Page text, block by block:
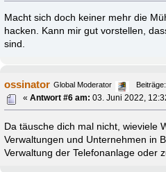
Macht sich doch keiner mehr die
hacken. Kann mir gut vorstellen,
sind.
ossinator Global Moderator
«Antwort #6 am: 03. Juni 2022,
Da täusche dich mal nicht, wieviele
Verwaltungen und Unternehmen in
Verwaltung der Telefonanlage oder